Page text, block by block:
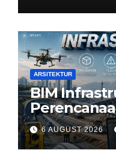
ARSITEKTUR
BIM
6 AUGUST 2026